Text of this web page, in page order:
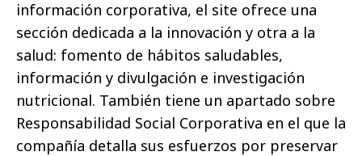
información corporativa, el site ofrece una
sección dedicada a la innovación y otra a la
salud: fomento de hábitos saludables,
información y divulgación e investigación
nutricional. También tiene un apartado sobre
Responsabilidad Social Corporativa en el que la
compañía detalla sus esfuerzos por preservar